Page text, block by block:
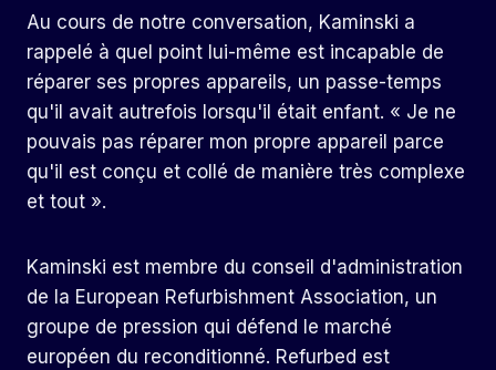
Au cours de notre conversation, Kaminski a
rappelé à quel point lui-même est incapable de
réparer ses propres appareils, un passe-temps
qu'il avait autrefois lorsqu'il était enfant. « Je ne
pouvais pas réparer mon propre appareil parce
qu'il est conçu et collé de manière très complexe
et tout ».
Kaminski est membre du conseil d'administration
de la European Refurbishment Association, un
groupe de pression qui défend le marché
européen du reconditionné. Refurbed est